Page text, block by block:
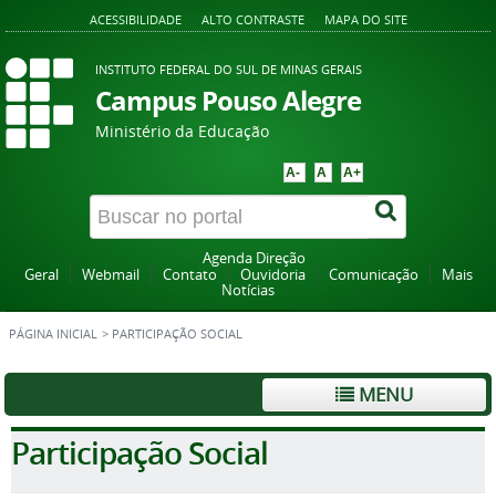
ACESSIBILIDADE ALTO CONTRASTE MAPA DO SITE
INSTITUTO FEDERAL DO SUL DE MINAS GERAIS
Campus Pouso Alegre
Ministério da Educação
A- A A+
Agenda Direção
Geral
Webmail Contato Ouvidoria Comunicação
Mais
Notícias
PÁGINA INICIAL > PARTICIPAÇÃO SOCIAL
MENU
Participação Social